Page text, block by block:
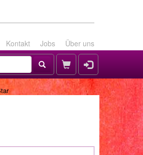
Kontakt Jobs Über uns